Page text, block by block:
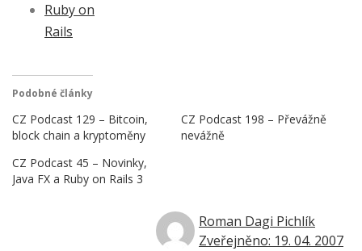
Ruby on
Rails
Podobné články
CZ Podcast 129 – Bitcoin,
block chain a kryptoměny
CZ Podcast 198 – Převážně
nevážně
CZ Podcast 45 – Novinky,
Java FX a Ruby on Rails 3
Roman Dagi Pichlík
Zveřejněno: 19. 04. 2007